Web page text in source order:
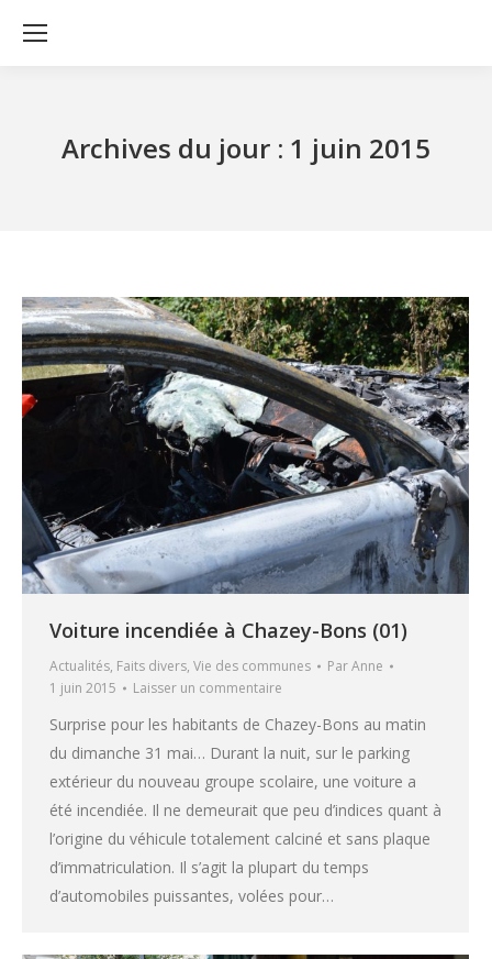
Archives du jour : 1 juin 2015
Voiture incendiée à Chazey-Bons (01)
Actualités, Faits divers, Vie des communes ParAnne
1 juin 2015
Laisser un commentaire
Surprise pour les habitants de Chazey-Bons au matin
du dimanche 31 mai… Durant la nuit, sur le parking
extérieur du nouveau groupe scolaire, une voiture a
été incendiée. Il ne demeurait que peu d’indices quant à
l’origine du véhicule totalement calciné et sans plaque
d’immatriculation. Il s’agit la plupart du temps
d’automobiles puissantes, volées pour…